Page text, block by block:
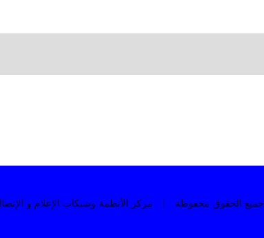
جميع الحقوق محفوظة | مركز الأنظمة وشبكات الإعلام و الإتصال